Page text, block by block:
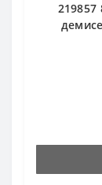
219857